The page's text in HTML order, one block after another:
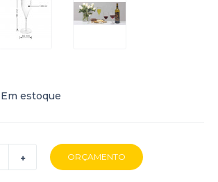
Em estoque